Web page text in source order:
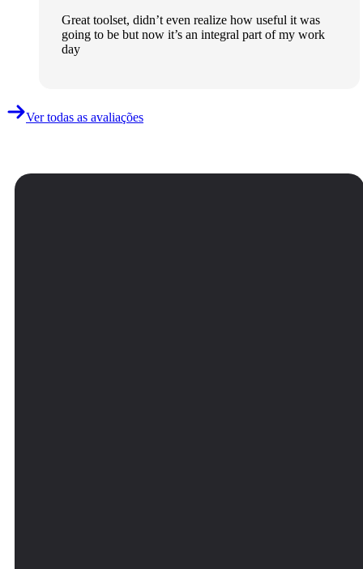
Great toolset, didn’t even realize how useful it was
going to be but now it’s an integral part of my work
day
Ver todas as avaliações